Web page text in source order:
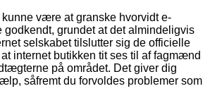
være at granske hvorvidt e-
grundet at det almindeligvis
selskabet tilslutter sig de officielle
internet butikken tit ses til af fagmænd
på området. Det giver dig
såfremt du forvoldes problemer som